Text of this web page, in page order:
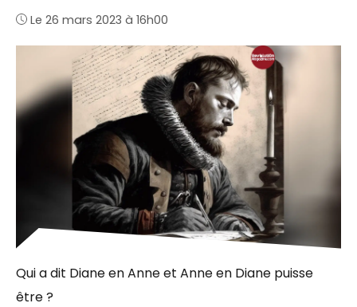
Le 26 mars 2023 à 16h00
Qui a dit Diane en Anne et Anne en Diane puisse
être ?